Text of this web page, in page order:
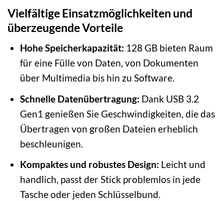
Vielfältige Einsatzmöglichkeiten und
überzeugende Vorteile
Hohe Speicherkapazität: 128 GB bieten Raum
für eine Fülle von Daten, von Dokumenten
über Multimedia bis hin zu Software.
Schnelle Datenübertragung: Dank USB 3.2
Gen1 genießen Sie Geschwindigkeiten, die das
Übertragen von großen Dateien erheblich
beschleunigen.
Kompaktes und robustes Design: Leicht und
handlich, passt der Stick problemlos in jede
Tasche oder jeden Schlüsselbund.